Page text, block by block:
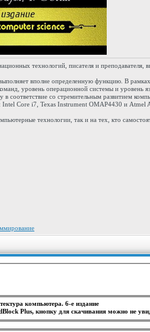
технологий, писателя и преподавателя,
вполне определенную функцию. В
уровень операционной системы и уровень
соответствие со стремительным развитием
Core i7, Texas Instrument OMAP4430 и Atmel
технологии, так и на тех, кто
компьютера. 6-е издание
Plus, кнопку для скачивания можно не